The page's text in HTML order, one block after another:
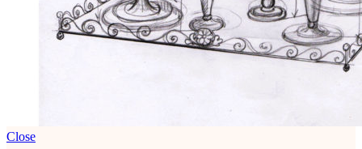
Close